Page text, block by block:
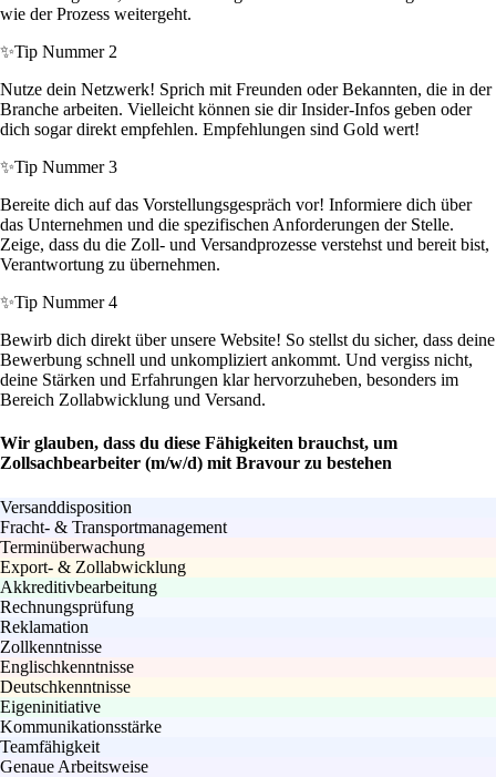
wie der Prozess weitergeht.
✨Tip Nummer 2
Nutze dein Netzwerk! Sprich mit Freunden oder Bekannten, die in der
Branche arbeiten. Vielleicht können sie dir Insider-Infos geben oder
dich sogar direkt empfehlen. Empfehlungen sind Gold wert!
✨Tip Nummer 3
Bereite dich auf das Vorstellungsgespräch vor! Informiere dich über
das Unternehmen und die spezifischen Anforderungen der Stelle.
Zeige, dass du die Zoll- und Versandprozesse verstehst und bereit bist,
Verantwortung zu übernehmen.
✨Tip Nummer 4
Bewirb dich direkt über unsere Website! So stellst du sicher, dass deine
Bewerbung schnell und unkompliziert ankommt. Und vergiss nicht,
deine Stärken und Erfahrungen klar hervorzuheben, besonders im
Bereich Zollabwicklung und Versand.
Wir glauben, dass du diese Fähigkeiten brauchst, um
Zollsachbearbeiter (m/w/d) mit Bravour zu bestehen
Versanddisposition
Fracht- & Transportmanagement
Terminüberwachung
Export- & Zollabwicklung
Akkreditivbearbeitung
Rechnungsprüfung
Reklamation
Zollkenntnisse
Englischkenntnisse
Deutschkenntnisse
Eigeninitiative
Kommunikationsstärke
Teamfähigkeit
Genaue Arbeitsweise